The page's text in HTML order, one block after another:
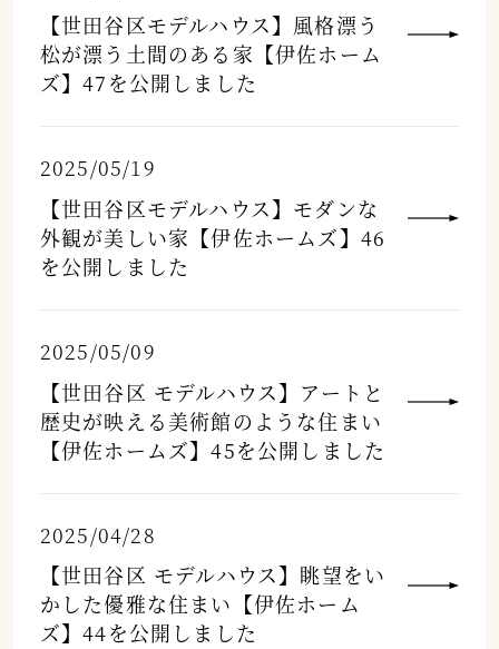
【世田谷区モデルハウス】風格漂う
松が漂う土間のある家【伊佐ホーム
ズ】47を公開しました
2025/05/19
【世田谷区モデルハウス】モダンな
外観が美しい家【伊佐ホームズ】46
を公開しました
2025/05/09
【世田谷区 モデルハウス】アートと
歴史が映える美術館のような住まい
【伊佐ホームズ】45を公開しました
2025/04/28
【世田谷区 モデルハウス】眺望をい
かした優雅な住まい【伊佐ホーム
ズ】44を公開しました